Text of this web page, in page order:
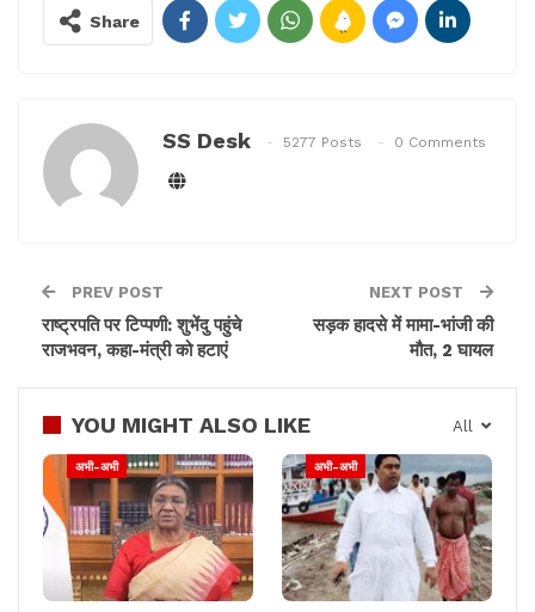
ऐसा कोई पत्र नहीं लिखा है।
Share
SS Desk 5277 Posts 0 Comments
PREV POST
राष्ट्रपति पर टिप्पणी: शुभेंदु पहुंचे
राजभवन, कहा-मंत्री को हटाएं
NEXT POST
सड़क हादसे में मामा-भांजी की
मौत, 2 घायल
All
YOU MIGHT ALSO LIKE
अभी-अभी अभी-अभी